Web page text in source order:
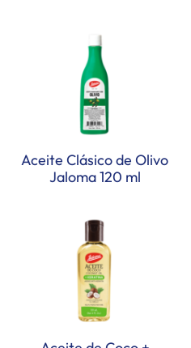
Aceite Clásico de Olivo
Jaloma 120 ml